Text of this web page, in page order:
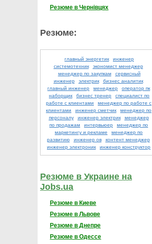
Резюме в Чернівцях
Резюме:
главный энергетик
инженер
системотехник
экономист менеджер
менеджер по закупкам
сервисный
инженер
электрик
бизнес аналитик
главный инженер
менеджер
оператор пк
наборщик
бизнес тренер
специалист по
работе с клиентами
менеджер по работе с
клиентами
инженер сметчик
менеджер по
персоналу
инженер электрик
менеджер
по продажам
интервьюер
менеджер по
маркетингу и рекламе
менеджер по
развитию
инженер ов
контент менеджер
инженер электроник
инженер конструктор
Резюме в Украине на
Jobs.ua
Резюме в Киеве
Резюме в Львове
Резюме в Днепре
Резюме в Одессе